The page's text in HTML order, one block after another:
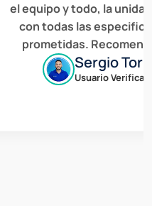
el equipo y todo, la unidad
con todas las
prometidas.
Sergio Torres
Usuario Verificado